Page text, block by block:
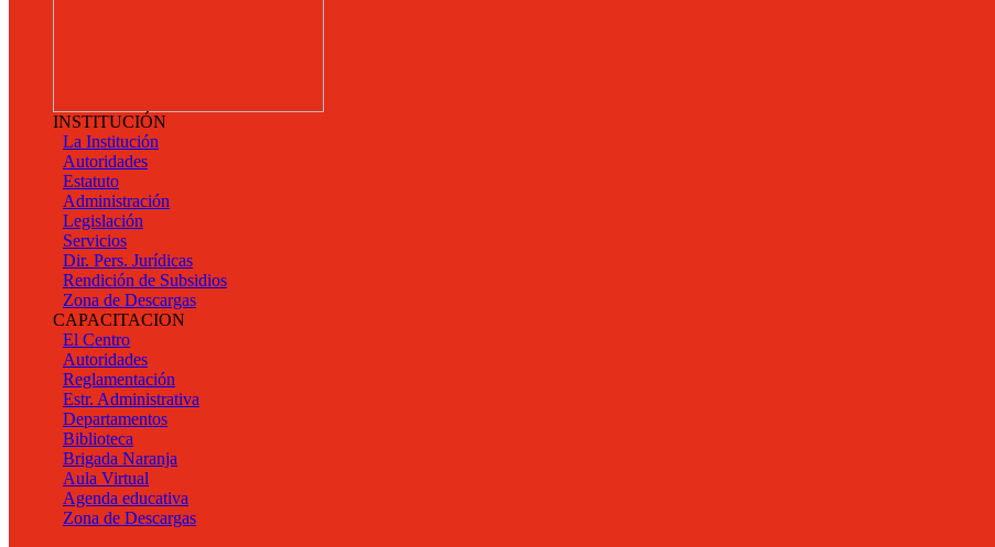
INSTITUCIÓN
La Institución
Autoridades
Estatuto
Administración
Legislación
Servicios
Dir. Pers. Jurídicas
Rendición de Subsidios
Zona de Descargas
CAPACITACION
El Centro
Autoridades
Reglamentación
Estr. Administrativa
Departamentos
Biblioteca
Brigada Naranja
Aula Virtual
Agenda educativa
Zona de Descargas